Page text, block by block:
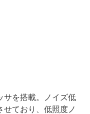
を搭載。ノイズ低
せており、低照度ノ